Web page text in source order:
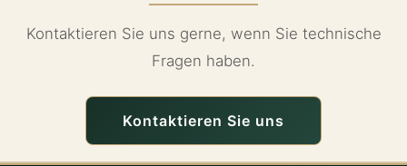
Kontaktieren Sie uns gerne, wenn Sie technische
Fragen haben.
Kontaktieren Sie uns